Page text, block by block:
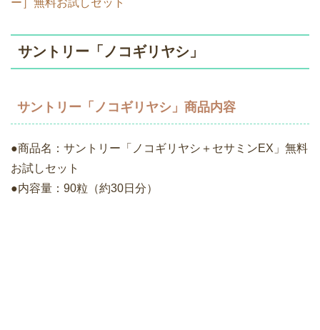
ー］無料お試しセット
サントリー「ノコギリヤシ」
サントリー「ノコギリヤシ」商品内容
●商品名：サントリー「ノコギリヤシ＋セサミンEX」無料
お試しセット
●内容量：90粒（約30日分）